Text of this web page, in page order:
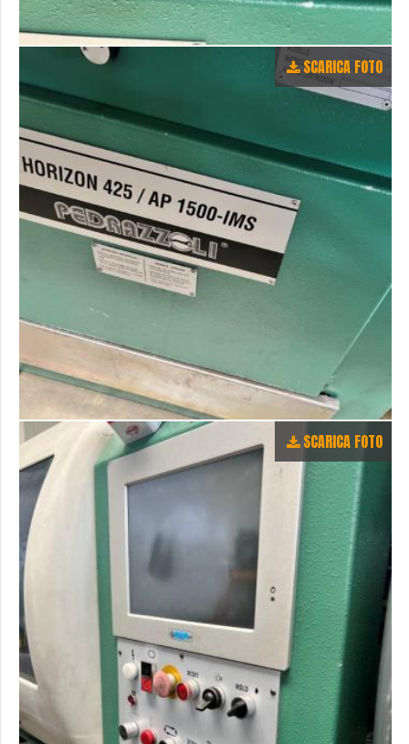
SCARICA FOTO
SCARICA FOTO